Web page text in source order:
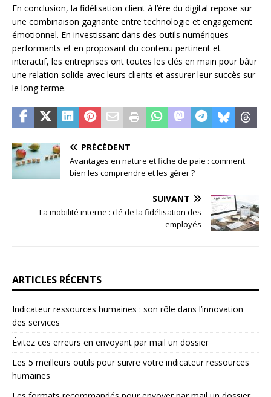
En conclusion, la fidélisation client à l’ère du digital repose sur
une combinaison gagnante entre technologie et engagement
émotionnel. En investissant dans des outils numériques
performants et en proposant du contenu pertinent et
interactif, les entreprises ont toutes les clés en main pour bâtir
une relation solide avec leurs clients et assurer leur succès sur
le long terme.
PRÉCÉDENT
Avantages en nature et fiche de paie : comment
bien les comprendre et les gérer ?
SUIVANT
La mobilité interne : clé de la fidélisation des
employés
ARTICLES RÉCENTS
Indicateur ressources humaines : son rôle dans l’innovation
des services
Évitez ces erreurs en envoyant par mail un dossier
Les 5 meilleurs outils pour suivre votre indicateur ressources
humaines